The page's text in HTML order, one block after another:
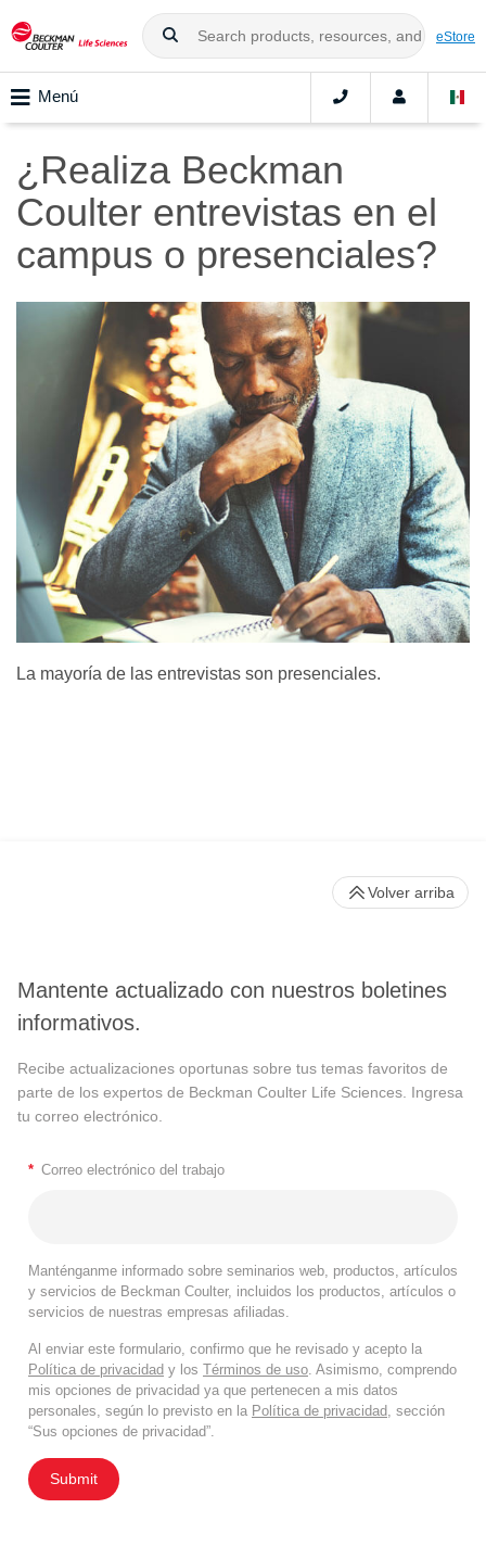
eStore
Menú
¿Realiza Beckman
Coulter entrevistas en el
campus o presenciales?
La mayoría de las entrevistas son presenciales.
Mantente actualizado con nuestros boletines
informativos.
Recibe actualizaciones oportunas sobre tus temas favoritos de
parte de los expertos de Beckman Coulter Life Sciences. Ingresa
tu correo electrónico.
* Correo electrónico del trabajo
Manténganme informado sobre seminarios web, productos, artículos
y servicios de Beckman Coulter, incluidos los productos, artículos o
servicios de nuestras empresas afiliadas.
Al enviar este formulario, confirmo que he revisado y acepto la
Política de privacidad y los Términos de uso . Asimismo, comprendo
mis opciones de privacidad ya que pertenecen a mis datos
personales, según lo previsto en la Política de privacidad , sección
“Sus opciones de privacidad”.
Submit
Volver arriba